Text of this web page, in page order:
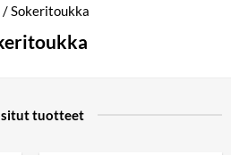
/Sokeritoukka
tuotteet